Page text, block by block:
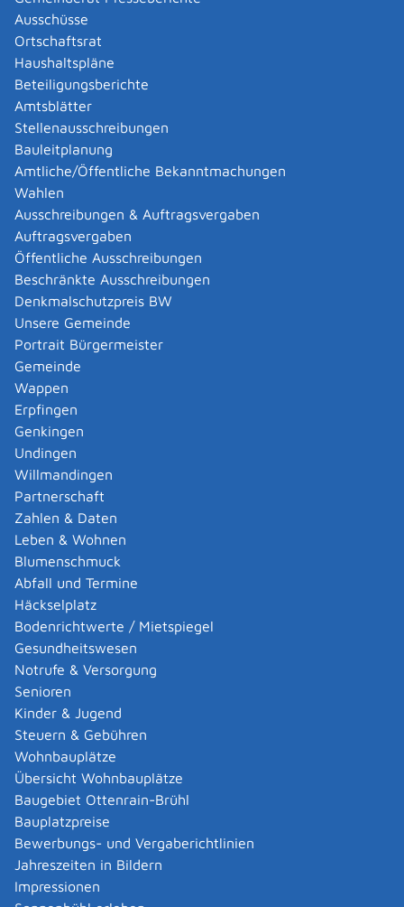
Ausschüsse
Ortschaftsrat
Haushaltspläne
Beteiligungsberichte
Amtsblätter
Stellenausschreibungen
Bauleitplanung
Amtliche/Öffentliche Bekanntmachungen
Wahlen
Ausschreibungen & Auftragsvergaben
Auftragsvergaben
Öffentliche Ausschreibungen
Beschränkte Ausschreibungen
Denkmalschutzpreis BW
Unsere Gemeinde
Portrait Bürgermeister
Gemeinde
Wappen
Erpfingen
Genkingen
Undingen
Willmandingen
Partnerschaft
Zahlen & Daten
Leben & Wohnen
Blumenschmuck
Abfall und Termine
Häckselplatz
Bodenrichtwerte / Mietspiegel
Gesundheitswesen
Notrufe & Versorgung
Senioren
Kinder & Jugend
Steuern & Gebühren
Wohnbauplätze
Übersicht Wohnbauplätze
Baugebiet Ottenrain-Brühl
Bauplatzpreise
Bewerbungs- und Vergaberichtlinien
Jahreszeiten in Bildern
Impressionen
Abgelaufenen Führerschein neu ausstellen lassen
Abgeltungsteuer - Nichtveranlagungs-
Bescheinigung beantragen
Abgeschlossenheitsbescheinigung zur Aufteilung
eines Gebäudes beantragen
Abmeldung / Außerbetriebsetzung für ein Fahrzeug
beantragen
Abschriften, Ablichtungen, Vervielfältigungen und
Negative amtlich beglaubigen lassen
Abwasser entsorgen
Abwasserbeseitigung - dezentrale Beseitigung von
Regenwasser beantragen oder anzeigen
Abweichende Regelungen zum Schichtbetrieb
beantragen
Abweichende Ruhezeit beantragen
Adoption - Akteneinsicht beantragen
Adoption - sich als Adoptiveltern bewerben
Adoption eines ausländischen Kindes -
Beurkundung im Geburtenregister beantragen
Adoption eines ausländischen Kindes -
Umwandlung einer schwachen in eine starke
Adoption beantragen
Adoption eines deutschen Kindes - Beurkundung
von Amts wegen
Adoption eines erwachsenen Menschen beantragen
Adoptionspflege eines minderjährigen Kindes
aufnehmen
Adressänderung auf der eID-Karte beantragen
Adressbuch - Eintrag sperren lassen
Akademische Gesundheitsberufe - Anerkennung der
Weiterbildung beantragen
Akademische Grade, Titel und Bezeichnungen bei
anerkannten Spätaussiedlern - Gradumwandlungen
beantragen
Akademische Grade, Titel und Bezeichnungen von
ausländischen Hochschulen führen
Akteneinsicht in und außerhalb von
Verwaltungsverfahren beantragen
Allgemein bildende Schulen - zur Abendrealschule
anmelden
Als berechtigte Person Fahrzeugregisterauskunft
(Halterauskunft) beantragen